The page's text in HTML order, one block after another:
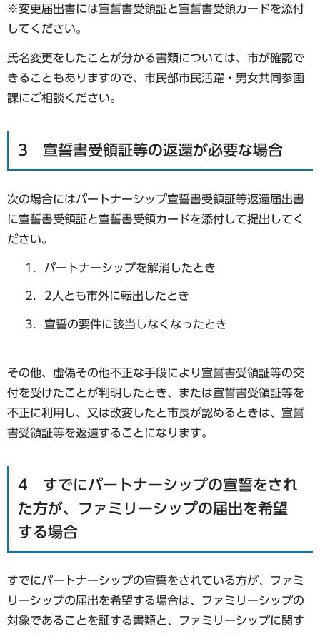
※変更届出書には宣誓書受領証と宣誓書受領カードを添付
してください。
氏名変更をしたことが分かる書類については、市が確認で
きることもありますので、市民部市民活躍・男女共同参画
課にご相談ください。
3 宣誓書受領証等の返還が必要な場合
次の場合にはパートナーシップ宣誓書受領証等返還届出書
に宣誓書受領証と宣誓書受領カードを添付して提出してく
ださい。
パートナーシップを解消したとき
2人とも市外に転出したとき
宣誓の要件に該当しなくなったとき
その他、虚偽その他不正な手段により宣誓書受領証等の交
付を受けたことが判明したとき、または宣誓書受領証等を
不正に利用し、又は改変したと市長が認めるときは、宣誓
書受領証等を返還することになります。
4 すでにパートナーシップの宣誓をされ
た方が、ファミリーシップの届出を希望
する場合
すでにパートナーシップの宣誓をされている方が、ファミ
リーシップの届出を希望する場合は、ファミリーシップの
対象であることを証する書類と、ファミリーシップに関す